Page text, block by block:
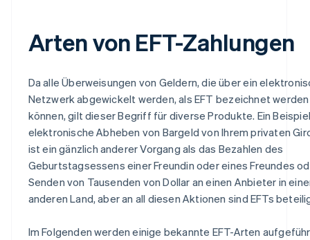
Arten von EFT-Zahlungen
Da alle Überweisungen von Geldern, die über ein
Netzwerk abgewickelt werden, als EFT bezeichnet werden
können, gilt dieser Begriff für diverse Produkte. Ein
elektronische Abheben von Bargeld von Ihrem privaten
ist ein gänzlich anderer Vorgang als das Bezahlen des
Geburtstagsessens einer Freundin oder eines Freundes
Senden von Tausenden von Dollar an einen Anbieter in
anderen Land, aber an all diesen Aktionen sind EFTs
Im Folgenden werden einige bekannte EFT-Arten